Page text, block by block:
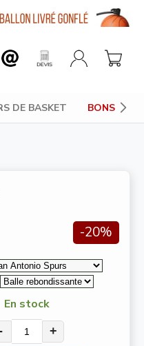
DE BASKET BONS
-20%
En stock
+